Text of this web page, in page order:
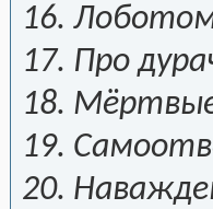
16.
17. Про
18.
19.
20.